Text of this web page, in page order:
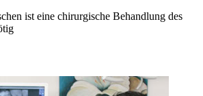
ist eine chirurgische Behandlung des